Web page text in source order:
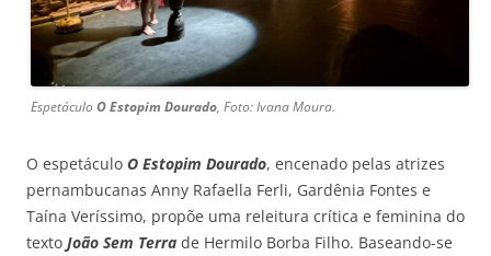
Espetáculo O Estopim Dourado, Foto: Ivana Moura.
O espetáculo O Estopim Dourado, encenado pelas atrizes
pernambucanas Anny Rafaella Ferli, Gardênia Fontes e
Taína Veríssimo, propõe uma releitura crítica e feminina do
texto João Sem Terra de Hermilo Borba Filho. Baseando-se